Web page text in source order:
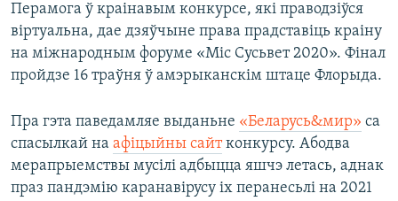
Перамога ў краінавым конкурсе, які праводзіўся
віртуальна, дае дзяўчыне права прадставіць краіну
на міжнародным форуме «Міс Сусьвет 2020». Фінал
пройдзе 16 траўня ў амэрыканскім штаце Флорыда.
Пра гэта паведамляе выданьне «Беларусь&мир» са
спасылкай на афіцыйны сайтконкурсу. Абодва
мерапрыемствы мусілі адбыцца яшчэ летась, аднак
праз пандэмію каранавірусу іх перанесьлі на 2021